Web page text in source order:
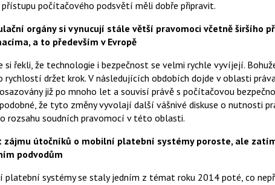
přístupu počítačového podsvětí měli dobře připravit.
orgány si vynucují stále větší pravomoci včetně širšího
a to především v Evropě
si řekli, že technologie i bezpečnost se velmi rychle vyvíjejí.
držet krok. V následujících obdobích dojde v oblasti
již po mnoho let a souvisí právě s počítačovou
že tyto změny vyvolají další vášnivé diskuse o nutnosti
rozsahu soudních pravomocí v této oblasti.
zájmu útočníků o mobilní platební systémy poroste, ale
podvodům
platební systémy se staly jedním z témat roku 2014 poté, co